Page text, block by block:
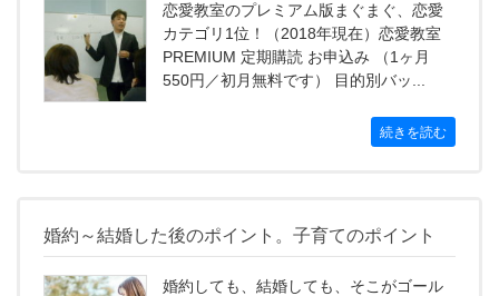
恋愛教室のプレミアム版まぐまぐ、恋愛
カテゴリ1位！（2018年現在）恋愛教室
PREMIUM 定期購読 お申込み （1ヶ月
550円／初月無料です） 目的別バッ...
続きを読む
婚約～結婚した後のポイント。子育てのポイント
婚約しても、結婚しても、そこがゴール